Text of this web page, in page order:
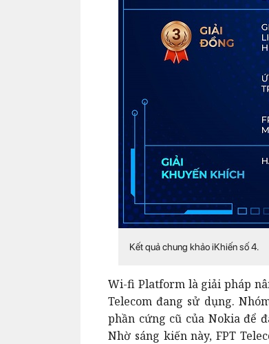
Kết quả chung khảo iKhiến số 4.
Wi-fi Platform là giải pháp
Telecom đang sử dụng.
phần cứng cũ của Nokia để
Nhờ sáng kiến này, FPT